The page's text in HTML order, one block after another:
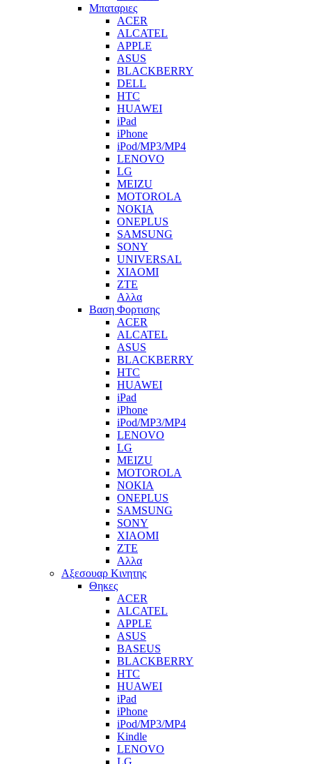
Μπαταριες
ACER
ALCATEL
APPLE
ASUS
BLACKBERRY
DELL
HTC
HUAWEI
iPad
iPhone
iPod/MP3/MP4
LENOVO
LG
MEIZU
MOTOROLA
NOKIA
ONEPLUS
SAMSUNG
SONY
UNIVERSAL
XIAOMI
ZTE
Αλλα
Βαση Φορτισης
ACER
ALCATEL
ASUS
BLACKBERRY
HTC
HUAWEI
iPad
iPhone
iPod/MP3/MP4
LENOVO
LG
MEIZU
MOTOROLA
NOKIA
ONEPLUS
SAMSUNG
SONY
XIAOMI
ZTE
Αλλα
Αξεσουαρ Κινητης
Θηκες
ACER
ALCATEL
APPLE
ASUS
BASEUS
BLACKBERRY
HTC
HUAWEI
iPad
iPhone
iPod/MP3/MP4
Kindle
LENOVO
LG